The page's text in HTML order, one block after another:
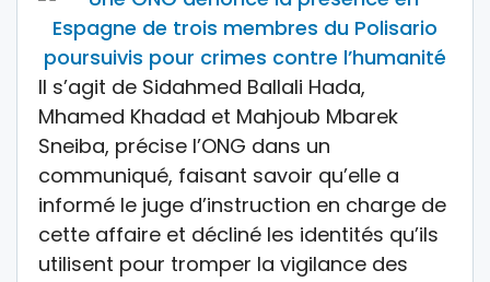
Il s’agit de Sidahmed Ballali Hada,
Mhamed Khadad et Mahjoub Mbarek
Sneiba, précise l’ONG dans un
communiqué, faisant savoir qu’elle a
informé le juge d’instruction en charge de
cette affaire et décliné les identités qu’ils
utilisent pour tromper la vigilance des